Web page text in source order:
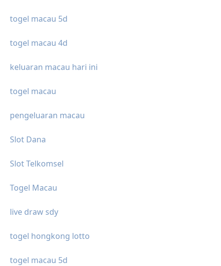
togel macau 5d
togel macau 4d
keluaran macau hari ini
togel macau
pengeluaran macau
Slot Dana
Slot Telkomsel
Togel Macau
live draw sdy
togel hongkong lotto
togel macau 5d